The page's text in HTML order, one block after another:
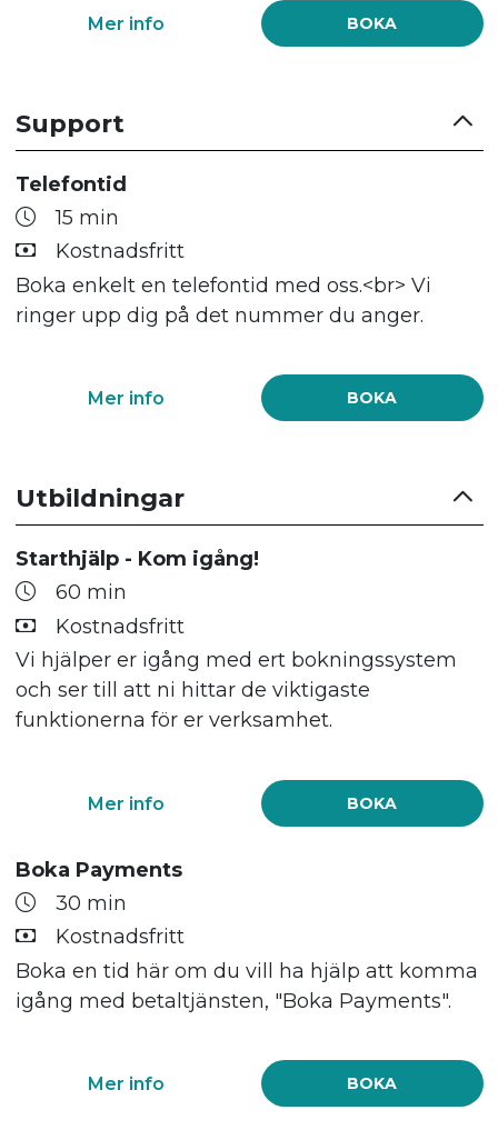
BOKA
Mer info
Support
Telefontid
15 min
Kostnadsfritt
Boka enkelt en telefontid med oss.<br> Vi
ringer upp dig på det nummer du anger.
BOKA
Mer info
Utbildningar
Starthjälp - Kom igång!
60 min
Kostnadsfritt
Vi hjälper er igång med ert bokningssystem
och ser till att ni hittar de viktigaste
funktionerna för er verksamhet.
BOKA
Mer info
Boka Payments
30 min
Kostnadsfritt
Boka en tid här om du vill ha hjälp att komma
igång med betaltjänsten, "Boka Payments".
BOKA
Mer info